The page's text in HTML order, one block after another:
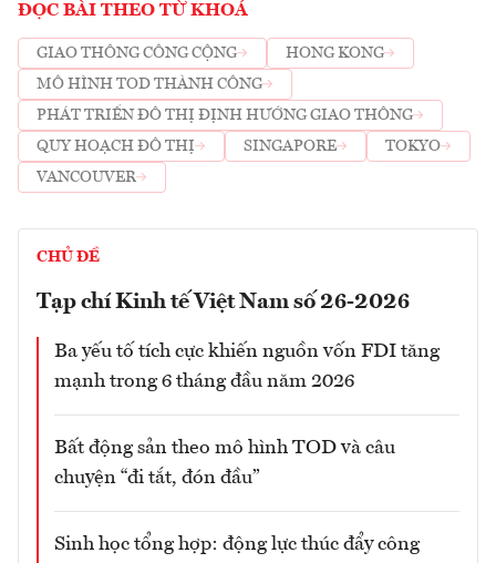
ĐỌC BÀI THEO TỪ KHOÁ
GIAO THÔNG CÔNG CỘNG
HONG KONG
MÔ HÌNH TOD THÀNH CÔNG
PHÁT TRIỂN ĐÔ THỊ ĐỊNH HƯỚNG GIAO THÔNG
QUY HOẠCH ĐÔ THỊ
SINGAPORE
TOKYO
VANCOUVER
CHỦ ĐỀ
Tạp chí Kinh tế Việt Nam số 26-2026
Ba yếu tố tích cực khiến nguồn vốn FDI tăng
mạnh trong 6 tháng đầu năm 2026
Bất động sản theo mô hình TOD và câu
chuyện “đi tắt, đón đầu”
Sinh học tổng hợp: động lực thúc đẩy công